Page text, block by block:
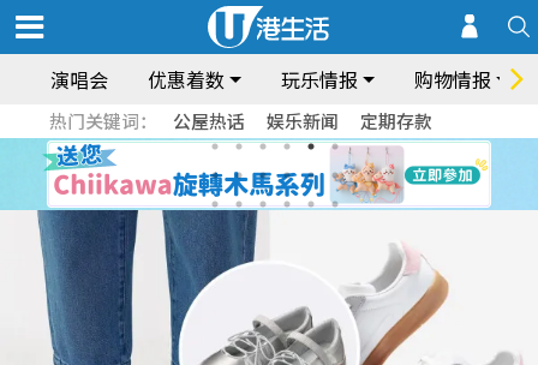
演唱会 优惠着数 玩乐情报 购物情报
热门关键词： 公屋热话 娱乐新闻 定期存款